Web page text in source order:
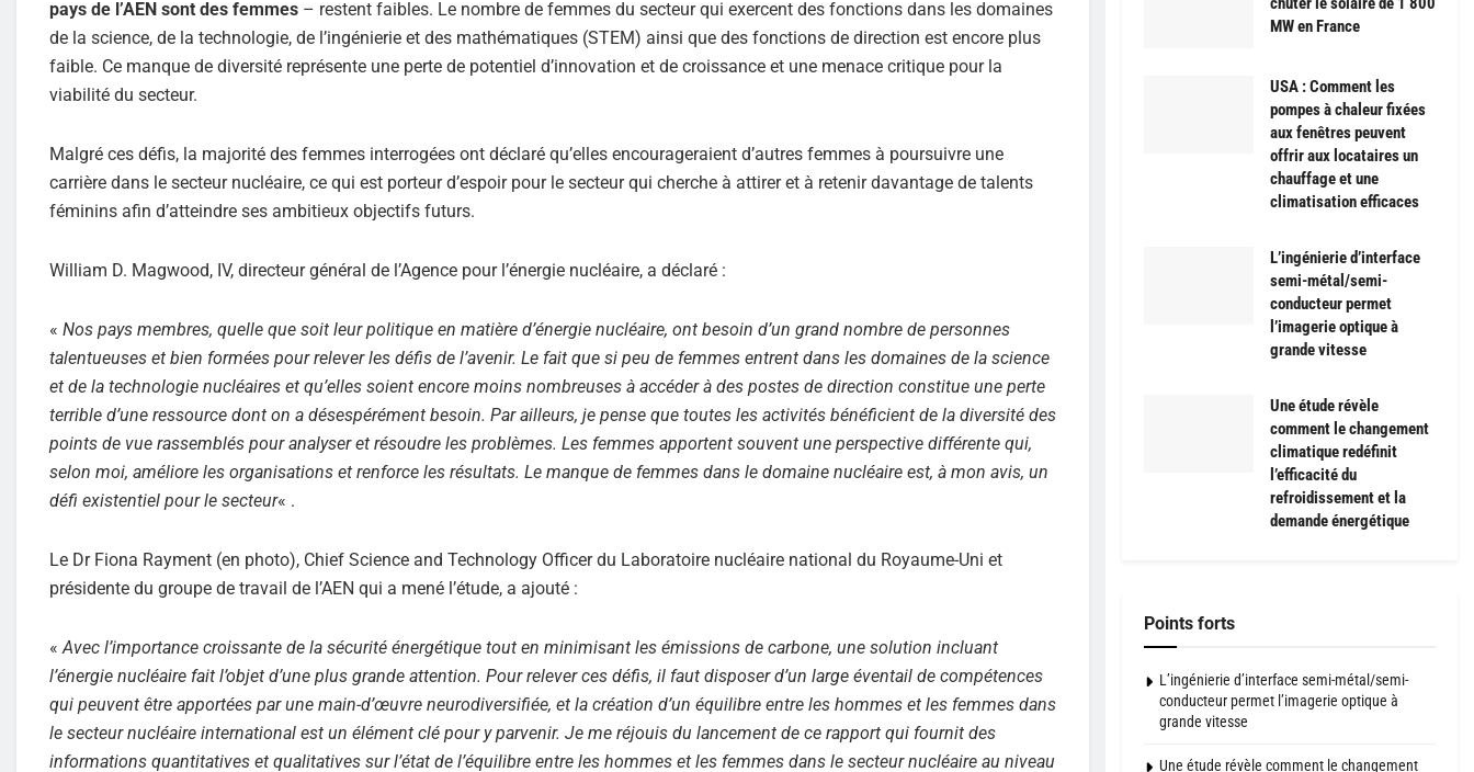
pays de l’AEN sont des femmes – restent faibles. Le nombre de femmes du secteur qui exercent des fonctions dans les domaines
de la science, de la technologie, de l’ingénierie et des mathématiques (STEM) ainsi que des fonctions de direction est encore plus
faible. Ce manque de diversité représente une perte de potentiel d’innovation et de croissance et une menace critique pour la
viabilité du secteur.
Malgré ces défis, la majorité des femmes interrogées ont déclaré qu’elles encourageraient d’autres femmes à poursuivre une
carrière dans le secteur nucléaire, ce qui est porteur d’espoir pour le secteur qui cherche à attirer et à retenir davantage de talents
féminins afin d’atteindre ses ambitieux objectifs futurs.
William D. Magwood, IV, directeur général de l’Agence pour l’énergie nucléaire, a déclaré :
« Nos pays membres, quelle que soit leur politique en matière d’énergie nucléaire, ont besoin d’un grand nombre de personnes
talentueuses et bien formées pour relever les défis de l’avenir. Le fait que si peu de femmes entrent dans les domaines de la science
et de la technologie nucléaires et qu’elles soient encore moins nombreuses à accéder à des postes de direction constitue une perte
terrible d’une ressource dont on a désespérément besoin. Par ailleurs, je pense que toutes les activités bénéficient de la diversité des
points de vue rassemblés pour analyser et résoudre les problèmes. Les femmes apportent souvent une perspective différente qui,
selon moi, améliore les organisations et renforce les résultats. Le manque de femmes dans le domaine nucléaire est, à mon avis, un
défi existentiel pour le secteur« .
Le Dr Fiona Rayment (en photo), Chief Science and Technology Officer du Laboratoire nucléaire national du Royaume-Uni et
présidente du groupe de travail de l’AEN qui a mené l’étude, a ajouté :
«Avec l’importance croissante de la sécurité énergétique tout en minimisant les émissions de carbone, une solution incluant
l’énergie nucléaire fait l’objet d’une plus grande attention. Pour relever ces défis, il faut disposer d’un large éventail de compétences
qui peuvent être apportées par une main-d’œuvre neurodiversifiée, et la création d’un équilibre entre les hommes et les femmes dans
le secteur nucléaire international est un élément clé pour y parvenir. Je me réjouis du lancement de ce rapport qui fournit des
informations quantitatives et qualitatives sur l’état de l’équilibre entre les hommes et les femmes dans le secteur nucléaire au niveau
MW en France
USA : Comment les
pompes à chaleur fixées
aux fenêtres peuvent
offrir aux locataires un
chauffage et une
climatisation efficaces
L’ingénierie d’interface
semi-métal/semi-
conducteur permet
l’imagerie optique à
grande vitesse
Une étude révèle
comment le changement
climatique redéfinit
l’efficacité du
refroidissement et la
demande énergétique
Points forts
L’ingénierie d’interface semi-métal/semi-
conducteur permet l’imagerie optique à
grande vitesse
Une étude révèle comment le changement